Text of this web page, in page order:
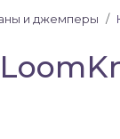
и джемперы